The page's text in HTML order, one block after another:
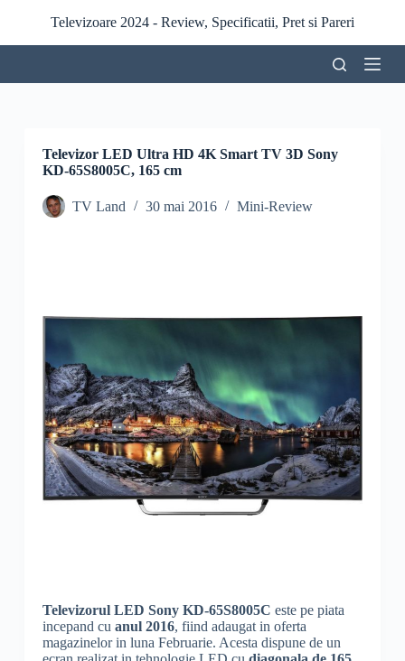
r
l
Televizoare 2024 - Review, Specificatii, Pret si Pareri
Televizor LED Ultra HD 4K Smart TV 3D Sony
KD-65S8005C, 165 cm
TV Land 30 mai 2016 Mini-Review
Televizorul LED Sony KD-65S8005C este pe piata
incepand cu anul 2016, fiind adaugat in oferta
magazinelor in luna Februarie. Acesta dispune de un